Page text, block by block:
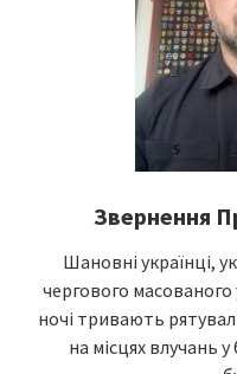
Звернення
Шановні українці,
чергового масованого
ночі тривають
на місцях влучань